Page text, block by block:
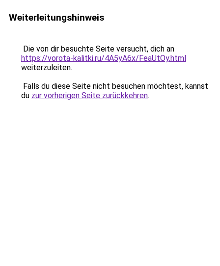
Weiterleitungshinweis
Die von dir besuchte Seite versucht, dich an
https://vorota-kalitki.ru/4A5yA6x/FeaUtOy.html
weiterzuleiten.
Falls du diese Seite nicht besuchen möchtest, kannst
du zur vorherigen Seite zurückkehren.